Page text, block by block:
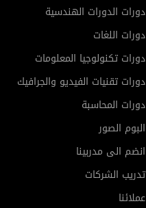
دورات الدورات الهندسية
دورات اللغات
دورات تكنولوجيا المعلومات
دورات تقنيات الفيديو والجرافيك
دورات المحاسبة
البوم الصور
انضم الى مدربينا
تدريب الشركات
عملائنا